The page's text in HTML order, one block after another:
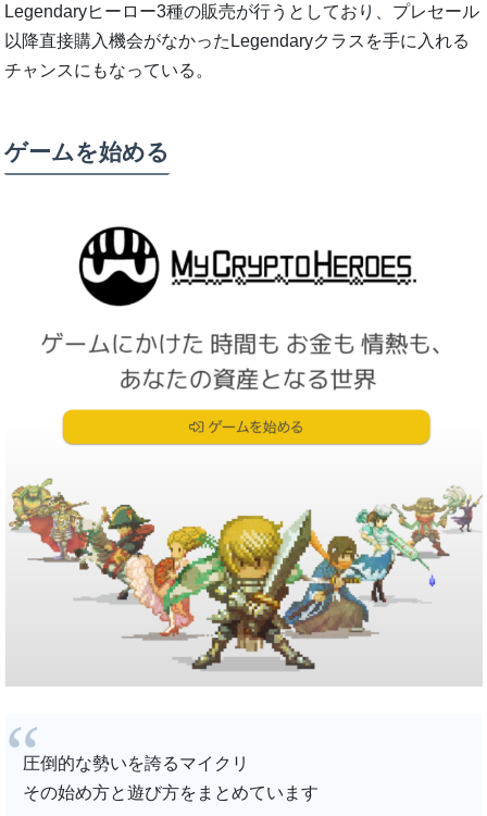
Legendaryヒーロー3種の販売が行うとしており、プレセール
以降直接購入機会がなかったLegendaryクラスを手に入れる
チャンスにもなっている。
ゲームを始める
圧倒的な勢いを誇るマイクリ
その始め方と遊び方をまとめています